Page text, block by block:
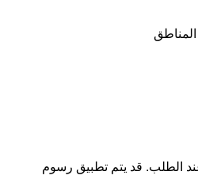
عند الطلب. قد يتم تطبيق رسوم